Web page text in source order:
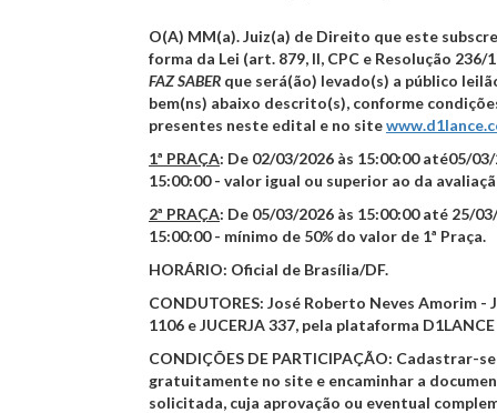
O(A) MM(a). Juiz(a) de Direito que este
forma da Lei (art. 879, II, CPC e Resolução 236/
FAZ SABER que será(ão) levado(s) a público
bem(ns) abaixo descrito(s), conforme
presentes neste edital e no site
1ª PRAÇA: De 02/03/2026 às 15:00:00até05/
15:00:00- valor igual ou superior ao da
2ª PRAÇA: De 05/03/2026 às 15:00:00até 25/
15:00:00- mínimo de 50% do valor de 1ª Praça.
HORÁRIO: Oficial de Brasília/DF.
CONDUTORES: José Roberto Neves Amorim -
1106 e JUCERJA 337, pela plataforma
CONDIÇÕES DE PARTICIPAÇÃO: Cadastrar-se
gratuitamente no site e encaminhar a
solicitada, cuja aprovação ou eventual